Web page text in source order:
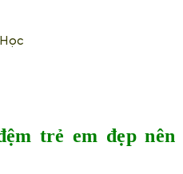
trẻ em đẹp nên